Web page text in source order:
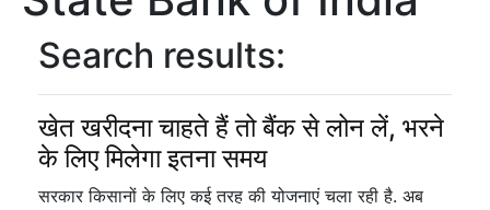
Search results:
खेत खरीदना चाहते हैं तो बैंक से लोन लें, भरने
के लिए मिलेगा इतना समय
सरकार किसानों के लिए कई तरह की योजनाएं चला रही है. अब